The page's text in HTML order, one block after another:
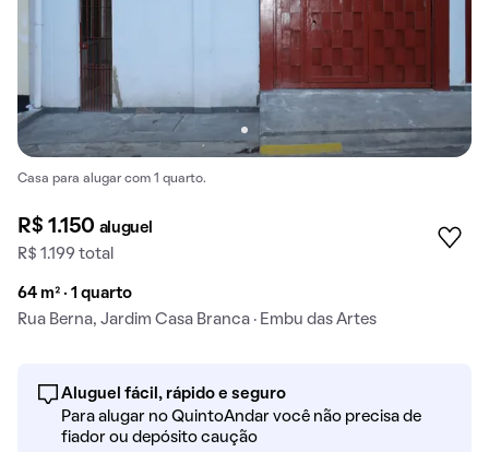
Casa para alugar com 1 quarto.
R$ 1.150 aluguel
R$ 1.199 total
64 m² · 1 quarto
Rua Berna, Jardim Casa Branca · Embu das Artes
Aluguel fácil, rápido e seguro
Para alugar no QuintoAndar você não precisa de
fiador ou depósito caução